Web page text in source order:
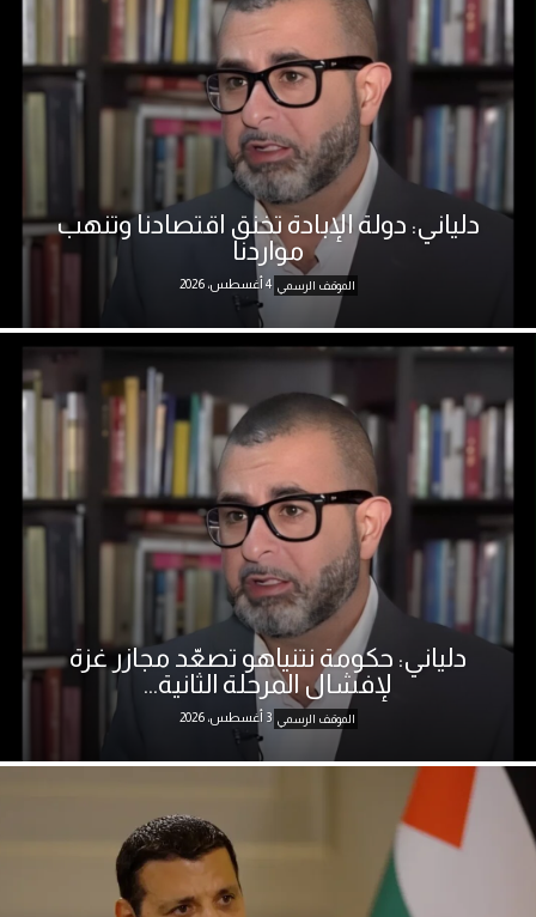
دلياني: دولة الإبادة تخنق اقتصادنا وتنهب
مواردنا
الموقف الرسمي 4 أغسطس، 2026
دلياني: حكومة نتنياهو تصعّد مجازر غزة
لإفشال المرحلة الثانية...
الموقف الرسمي 3 أغسطس، 2026